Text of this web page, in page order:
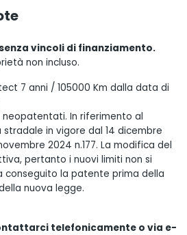
vincoli di finanziamento.
non incluso.
7 anni / 105000 Km dalla data di
In riferimento al
in vigore dal 14 dicembre
2024 n.177. La modifica del
pertanto i nuovi limiti non si
conseguito la patente prima della
nuova legge.
telefonicamente o via e-